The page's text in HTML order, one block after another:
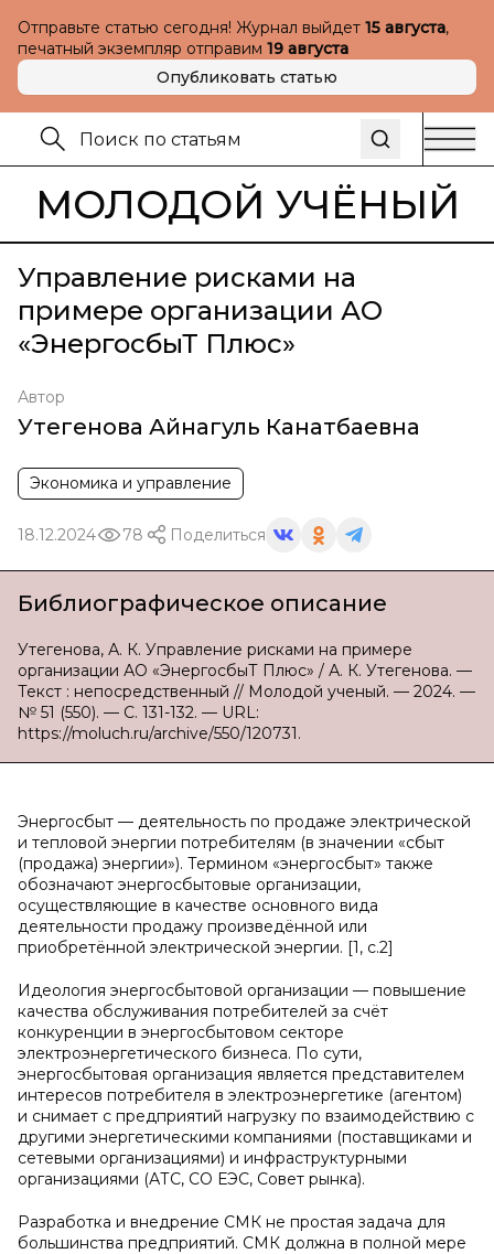
Отправьте статью сегодня! Журнал выйдет 15 августа,
печатный экземпляр отправим 19 августа
Опубликовать статью
МОЛОДОЙ УЧЁНЫЙ
Управление рисками на
примере организации АО
«ЭнергосбыТ Плюс»
Автор
Утегенова Айнагуль Канатбаевна
Экономика и управление
18.12.2024 78 Поделиться
Библиографическое описание
Утегенова, А. К. Управление рисками на примере
организации АО «ЭнергосбыТ Плюс» / А. К. Утегенова. —
Текст : непосредственный // Молодой ученый. — 2024. —
№ 51 (550). — С. 131-132. — URL:
https://moluch.ru/archive/550/120731.
Энергосбыт — деятельность по продаже электрической
и тепловой энергии потребителям (в значении «сбыт
(продажа) энергии»). Термином «энергосбыт» также
обозначают энергосбытовые организации,
осуществляющие в качестве основного вида
деятельности продажу произведённой или
приобретённой электрической энергии. [1, с.2]
Идеология энергосбытовой организации — повышение
качества обслуживания потребителей за счёт
конкуренции в энергосбытовом секторе
электроэнергетического бизнеса. По сути,
энергосбытовая организация является представителем
интересов потребителя в электроэнергетике (агентом)
и снимает с предприятий нагрузку по взаимодействию с
другими энергетическими компаниями (поставщиками и
сетевыми организациями) и инфраструктурными
организациями (АТС, СО ЕЭС, Совет рынка).
Разработка и внедрение СМК не простая задача для
большинства предприятий. СМК должна в полной мере